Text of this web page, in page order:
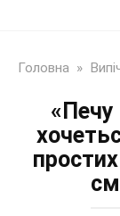
Головна »
«Печу